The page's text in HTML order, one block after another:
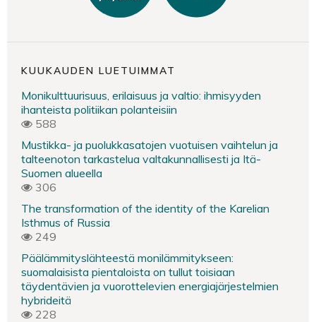
KUUKAUDEN LUETUIMMAT
Monikulttuurisuus, erilaisuus ja valtio: ihmisyyden
ihanteista politiikan polanteisiin
588
Mustikka- ja puolukkasatojen vuotuisen vaihtelun ja
talteenoton tarkastelua valtakunnallisesti ja Itä-
Suomen alueella
306
The transformation of the identity of the Karelian
Isthmus of Russia
249
Päälämmityslähteestä monilämmitykseen:
suomalaisista pientaloista on tullut toisiaan
täydentävien ja vuorottelevien energiajärjestelmien
hybrideitä
228